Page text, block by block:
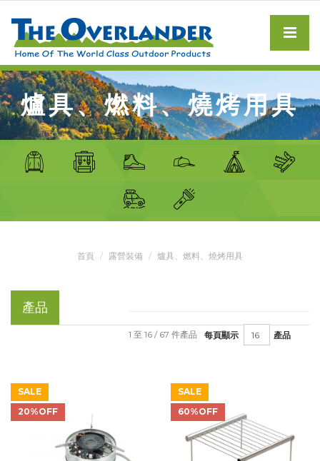
爐具、燃料、燒烤用具
首頁 露營裝備 爐具、燃料、燒烤用具
產品
每頁顯示 產品
1 至 16 / 67 件產品
SALE
20%OFF
SALE
60%OFF